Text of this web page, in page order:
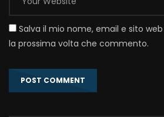
Salva il mio nome, email e sito
la prossima volta che commento.